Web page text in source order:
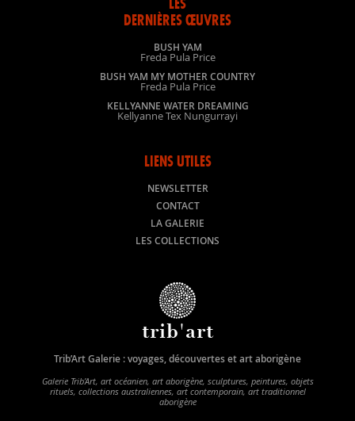
DERNIÈRES ŒUVRES
BUSH YAM
Freda Pula Price
BUSH YAM MY MOTHER COUNTRY
Freda Pula Price
KELLYANNE WATER DREAMING
Kellyanne Tex Nungurrayi
LIENS UTILES
NEWSLETTER
CONTACT
LA GALERIE
LES COLLECTIONS
trib'art
Trib’Art Galerie : voyages, découvertes et art aborigène
Galerie Trib’Art, art océanien, art aborigène, sculptures, peintures, objets
rituels, collections australiennes, art contemporain, art traditionnel
aborigène